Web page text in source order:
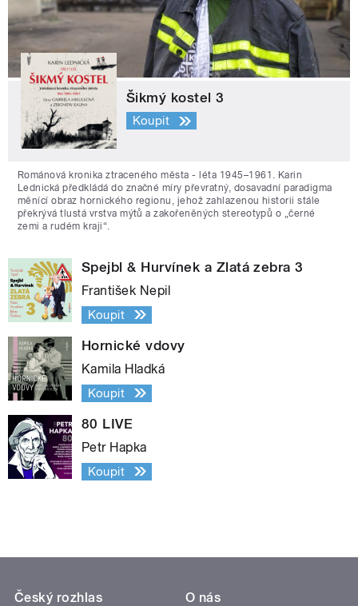
Šikmý kostel 3
Koupit
Románová kronika ztraceného města - léta 1945–1961. Karin
Lednická předkládá do značné míry převratný, dosavadní paradigma
měnící obraz hornického regionu, jehož zahlazenou historii stále
překrývá tlustá vrstva mýtů a zakořeněných stereotypů o „černé
zemi a rudém kraji“.
Spejbl & Hurvínek a Zlatá zebra 3
František Nepil
Koupit
Hornické vdovy
Kamila Hladká
Koupit
80 LIVE
Petr Hapka
Koupit
Český rozhlas
O nás